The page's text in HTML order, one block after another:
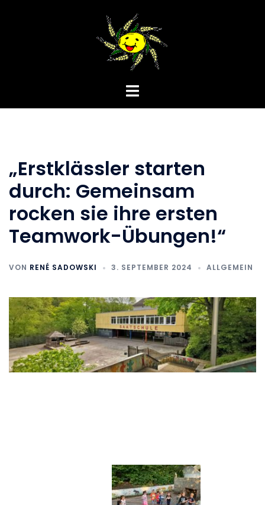
Menü
„Erstklässler starten
durch: Gemeinsam
rocken sie ihre ersten
Teamwork-Übungen!“
VON RENÉ SADOWSKI 3. SEPTEMBER 2024 ALLGEMEIN